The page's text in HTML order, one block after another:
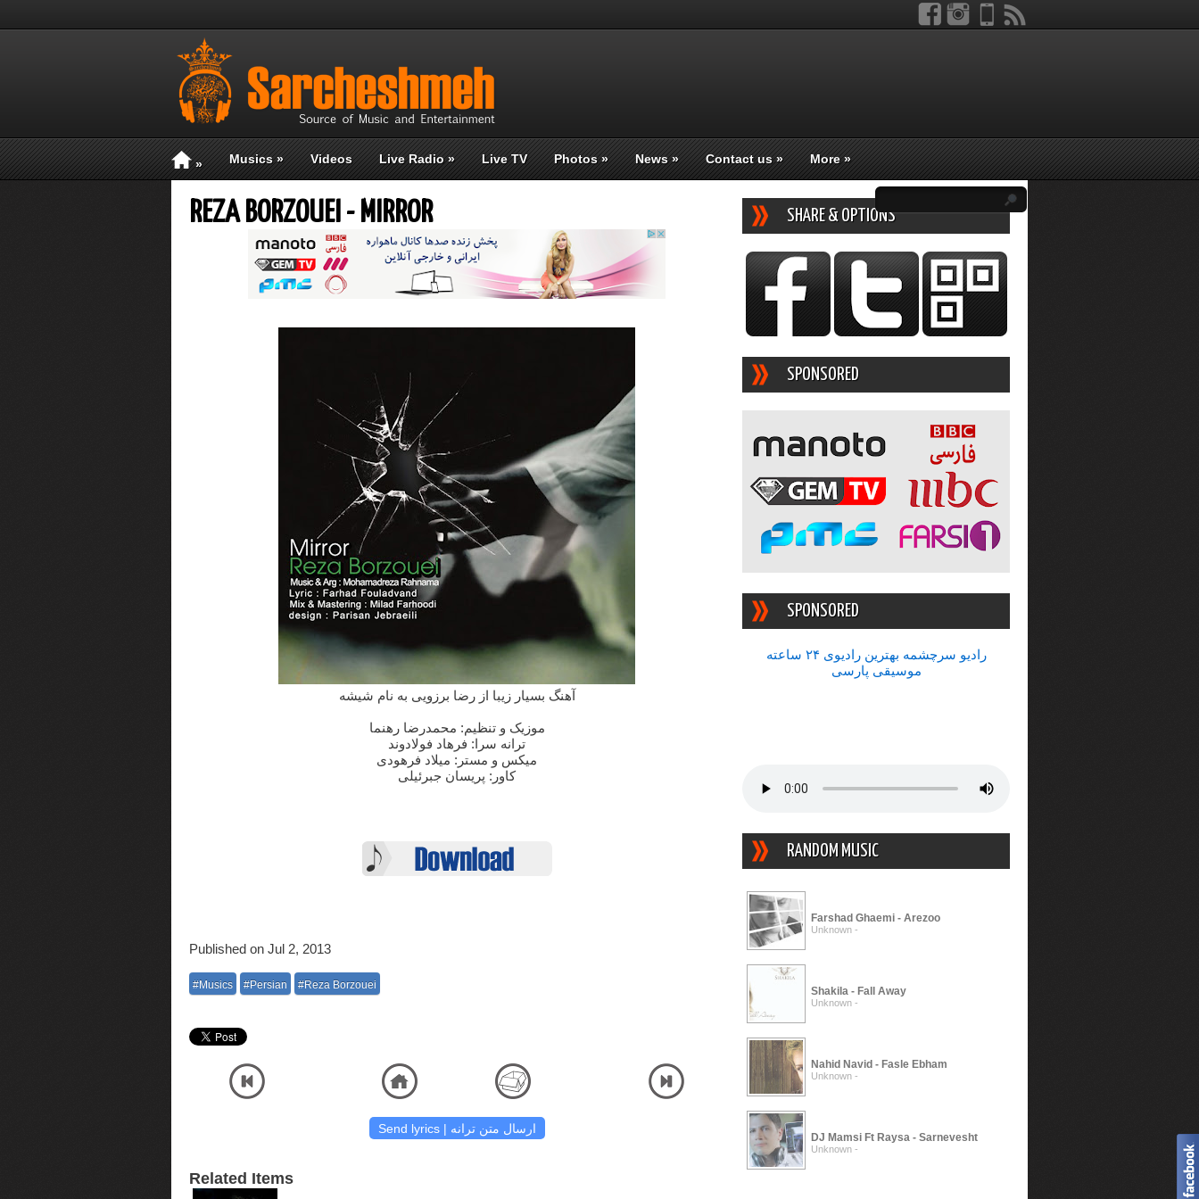
» Musics» Videos Live Radio» Live TV Photos» News» Contact us» More»
REZA BORZOUEI - MIRROR
آهنگ بسیار زیبا از رضا برزویی به نام شیشه
موزیک و تنظیم: محمدرضا رهنما
ترانه سرا: فرهاد فولادوند
میکس و مستر: میلاد فرهودی
کاور: پریسان جبرئیلی
Published on Jul 2, 2013
#Musics #Persian #Reza Borzouei
Related Items
SHARE & OPTIONS
SPONSORED
SPONSORED
رادیو سرچشمه بهترین رادیوی ۲۴ ساعته
موسیقی پارسی
RANDOM MUSIC
Farshad Ghaemi - Arezoo
Unknown -
Shakila - Fall Away
Unknown -
Nahid Navid - Fasle Ebham
Unknown -
DJ Mamsi Ft Raysa - Sarnevesht
Unknown -